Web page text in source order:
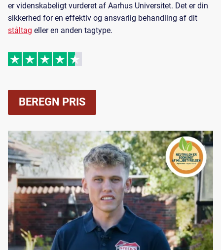
er videnskabeligt vurderet af Aarhus Universitet. Det er din
sikkerhed for en effektiv og ansvarlig behandling af dit
ståltag eller en anden tagtype.
BEREGN PRIS